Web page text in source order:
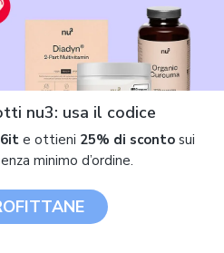
paio di ore.
cuffie è celeste, un po' più
nere (ma sono gusti personali).
qualità, non ci sono fruscii o
le chiamate.
nu3: usa il codice
e ottieni 25% di scontosui
minimo d’ordine.